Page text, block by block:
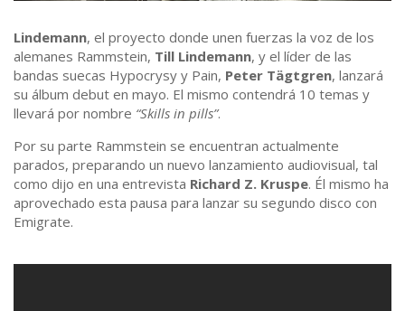
Lindemann, el proyecto donde unen fuerzas la voz de los
alemanes Rammstein, Till Lindemann, y el líder de las
bandas suecas Hypocrysy y Pain, Peter Tägtgren, lanzará
su álbum debut en mayo. El mismo contendrá 10 temas y
llevará por nombre “Skills in pills”.
Por su parte Rammstein se encuentran actualmente
parados, preparando un nuevo lanzamiento audiovisual, tal
como dijo en una entrevista Richard Z. Kruspe. Él mismo ha
aprovechado esta pausa para lanzar su segundo disco con
Emigrate.